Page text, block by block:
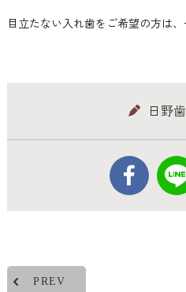
目立たない入れ歯をご希望の方は
日野
PREV